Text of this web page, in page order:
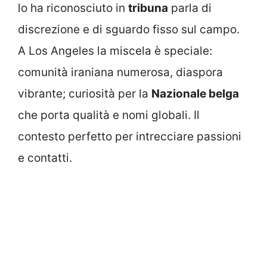
lo ha riconosciuto in tribuna parla di
discrezione e di sguardo fisso sul campo.
A Los Angeles la miscela è speciale:
comunità iraniana numerosa, diaspora
vibrante; curiosità per la Nazionale belga
che porta qualità e nomi globali. Il
contesto perfetto per intrecciare passioni
e contatti.